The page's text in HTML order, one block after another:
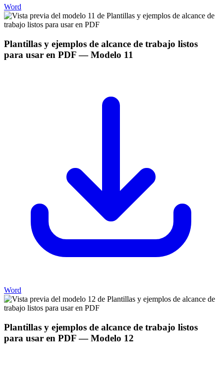
Word
Plantillas y ejemplos de alcance de trabajo listos
para usar en PDF— Modelo 11
Word
Plantillas y ejemplos de alcance de trabajo listos
para usar en PDF— Modelo 12